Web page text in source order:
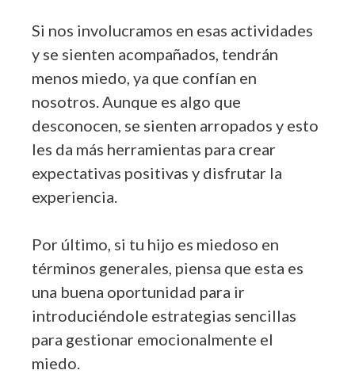
Si nos involucramos en esas actividades
y se sienten acompañados, tendrán
menos miedo, ya que confían en
nosotros. Aunque es algo que
desconocen, se sienten arropados y esto
les da más herramientas para crear
expectativas positivas y disfrutar la
experiencia.
Por último, si tu hijo es miedoso en
términos generales, piensa que esta es
una buena oportunidad para ir
introduciéndole estrategias sencillas
para gestionar emocionalmente el
miedo.